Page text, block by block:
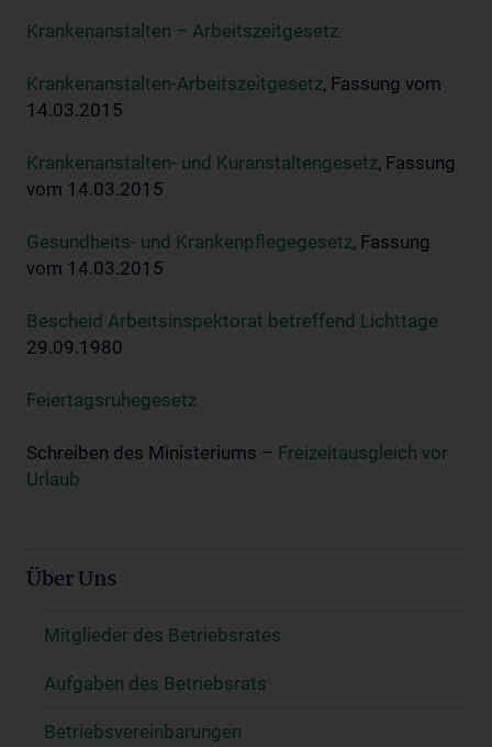
Krankenanstalten – Arbeitszeitgesetz
Krankenanstalten-Arbeitszeitgesetz, Fassung vom
14.03.2015
Krankenanstalten- und Kuranstaltengesetz, Fassung
vom 14.03.2015
Gesundheits- und Krankenpflegegesetz, Fassung
vom 14.03.2015
Bescheid Arbeitsinspektorat betreffend Lichttage
29.09.1980
Feiertagsruhegesetz
Schreiben des Ministeriums – Freizeitausgleich vor
Urlaub
Über Uns
Mitglieder des Betriebsrates
Aufgaben des Betriebsrats
Betriebsvereinbarungen